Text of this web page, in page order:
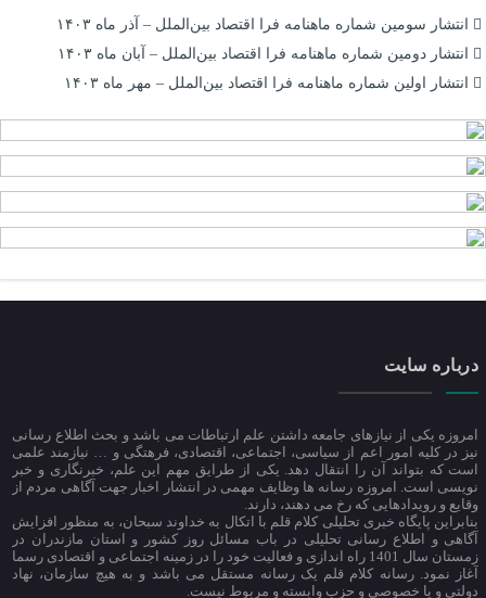
انتشار سومین شماره ماهنامه فرا اقتصاد بین‌الملل – آذر ماه ۱۴۰۳
انتشار دومین شماره ماهنامه فرا اقتصاد بین‌الملل – آبان ماه ۱۴۰۳
انتشار اولین شماره ماهنامه فرا اقتصاد بین‌الملل – مهر ماه ۱۴۰۳
درباره سایت
امروزه یکی از نیازهای جامعه داشتن علم ارتباطات می باشد و بحث اطلاع رسانی
نیز در کلیه امور اعم از سیاسی، اجتماعی، اقتصادی، فرهتگی و … نیازمند علمی
است که بتواند آن را انتقال دهد. یکی از طرایق مهم این علم، خبرنگاری و خبر
نویسی است. امروزه رسانه ها وظایف مهمی در انتشار اخبار جهت آگاهی مردم از
وقایع و رویدادهایی که رخ می دهند، دارند.
بنابراین پایگاه خبری تحلیلی کلام قلم با اتکال به خداوند سبحان، به منظور افزایش
آگاهی و اطلاع رسانی تحلیلی در باب مسائل روز کشور و استان مازندران در
زمستان سال 1401 راه اندازی و فعالیت خود را در زمینه اجتماعی و اقتصادی رسما
آغاز نمود. رسانه کلام قلم یک رسانه مستقل می باشد و به هیچ سازمان، نهاد
دولتی و یا خصوصی و حزب وابسته و مربوط نیست.